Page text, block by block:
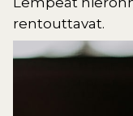
rentouttavat.